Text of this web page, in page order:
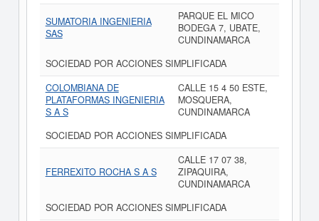
SUMATORIA INGENIERIA
SAS
PARQUE EL MICO
BODEGA 7, UBATE,
CUNDINAMARCA
SOCIEDAD POR ACCIONES SIMPLIFICADA
COLOMBIANA DE
PLATAFORMAS INGENIERIA
S A S
CALLE 15 4 50 ESTE,
MOSQUERA,
CUNDINAMARCA
SOCIEDAD POR ACCIONES SIMPLIFICADA
FERREXITO ROCHA S A S
CALLE 17 07 38,
ZIPAQUIRA,
CUNDINAMARCA
SOCIEDAD POR ACCIONES SIMPLIFICADA